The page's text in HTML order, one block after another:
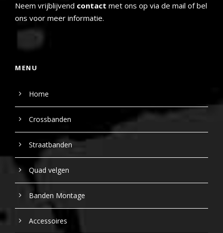
Neem vrijblijvend contact met ons op via de mail of bel
ons voor meer informatie.
MENU
Home
Crossbanden
Straatbanden
Quad velgen
Banden Montage
Accessoires